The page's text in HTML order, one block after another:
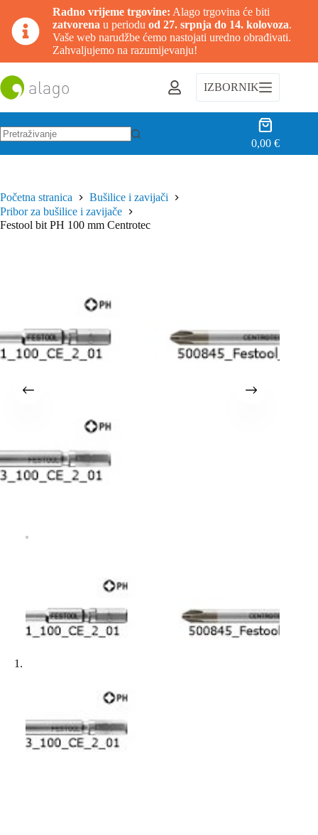
Radno vrijeme trgovine: Alago trgovina će biti
zatvorena u periodu od 27. srpnja do 14. kolovoza.
Vaše web narudžbe ćemo nastojati uredno obrađivati.
Zahvaljujemo na razumijevanju!
na
sadržaj
IZBORNIK
Košarica
0,00€
Početna stranica
Bušilice i zavijači
Pribor za bušilice i zavijače
Festool bit PH 100 mm Centrotec